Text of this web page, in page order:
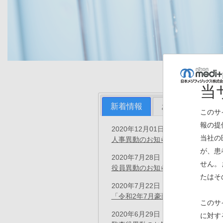
新着情報 お知らせ
2020年12月01日 プレスリリース
人事異動のお知らせ
2020年7月28日
役員異動のお知らせ
2020年7月22日
「令和2年7月豪雨」の支援につい
2020年6月29日 プレスリリース
当
この
報の提
当社
が、患
せん。
たは
この
に対